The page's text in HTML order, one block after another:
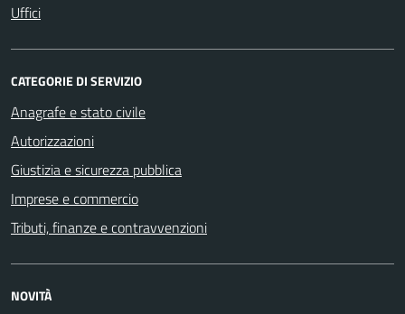
Uffici
CATEGORIE DI SERVIZIO
Anagrafe e stato civile
Autorizzazioni
Giustizia e sicurezza pubblica
Imprese e commercio
Tributi, finanze e contravvenzioni
NOVITÀ